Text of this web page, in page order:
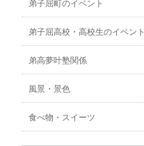
弟子屈町のイベント
弟子屈高校・高校生のイベント
弟高夢叶塾関係
風景・景色
食べ物・スイーツ